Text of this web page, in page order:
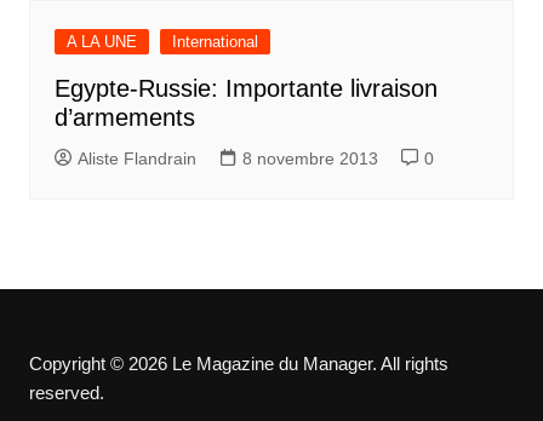
A LA UNE International
Egypte-Russie: Importante livraison
d’armements
Aliste Flandrain 8 novembre 2013 0
Copyright © 2026 Le Magazine du Manager. All rights
reserved.